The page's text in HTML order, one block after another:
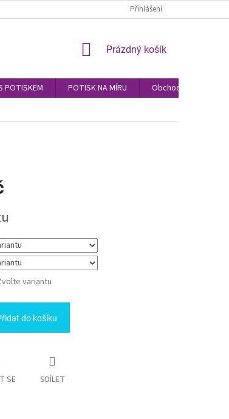
Přihlášení
NÁKUPNÍ
Prázdný košík
POTISKEM POTISK NA MÍRU
Obchodní podmínky
variantu
do košíku
SE SDÍLET